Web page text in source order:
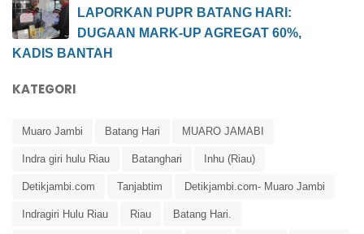
LAPORKAN PUPR BATANG HARI:
DUGAAN MARK-UP AGREGAT 60%,
KADIS BANTAH
KATEGORI
Muaro Jambi Batang Hari MUARO JAMABI
Indra giri hulu Riau Batanghari Inhu (Riau)
Detikjambi.com Tanjabtim Detikjambi.com- Muaro Jambi
Indragiri Hulu Riau Riau Batang Hari.